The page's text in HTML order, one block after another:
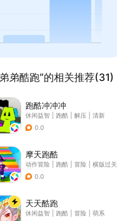
弟酷跑”的相关推荐(31)
跑酷冲冲冲
休闲益智 跑酷 解压
清新
0.0
摩天跑酷
动作冒险 跑酷 冒险
横版过关
0.0
天天酷跑
休闲益智 跑酷 冒险
萌系